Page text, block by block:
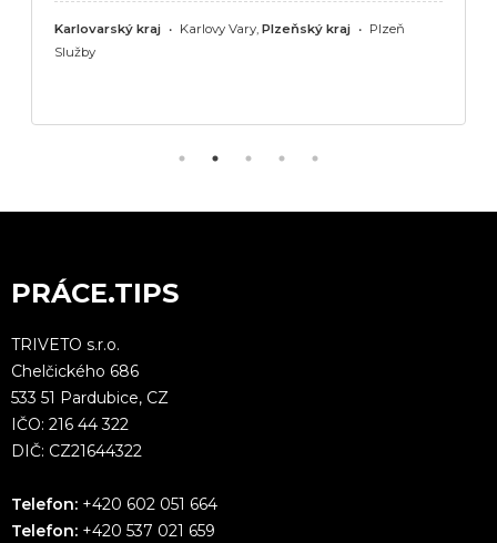
Karlovarský kraj • Karlovy Vary, Plzeňský kraj • Plzeň
Služby
PRÁCE.TIPS
TRIVETO s.r.o.
Chelčického 686
533 51 Pardubice, CZ
IČO: 216 44 322
DIČ: CZ21644322
Telefon: +420 602 051 664
Telefon: +420 537 021 659